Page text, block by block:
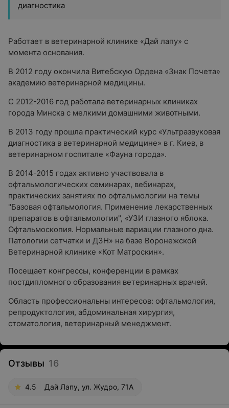
диагностика
Работает в ветеринарной клинике «Дай лапу» с
момента основания.
В 2012 году окончила Витебскую Ордена «Знак Почета»
академию ветеринарной медицины.
С 2012-2016 год работала ветеринарных клиниках
города Минска с мелкими домашними животными.
В 2013 году прошла практический курс «Ультразвуковая
диагностика в ветеринарной медицине» в г. Киев, в
ветеринарном госпитале «Фауна города».
В 2014-2015 годах активно участвовала в
офтальмологических семинарах, вебинарах,
практических занятиях по офтальмологии на темы
"Базовая офтальмология. Применение лекарственных
препаратов в офтальмологии", «УЗИ глазного яблока.
Офтальмоскопия. Нормальные вариации глазного дна.
Патологии сетчатки и ДЗН» на базе Воронежской
Ветеринарной клинике «Кот Матроскин».
Посещает конгрессы, конференции в рамках
постдипломного образования ветеринарных врачей.
Область профессиональны интересов: офтальмология,
репродуктология, абдоминальная хирургия,
стоматология, ветеринарный менеджмент.
Отзывы 16
4.5 Дай Лапу, ул. Жудро, 71А